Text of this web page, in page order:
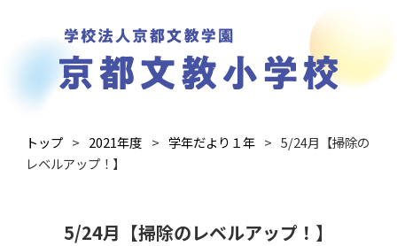
トップ 2021年度 学年だより１年
5/24月【掃除の
レベルアップ！】
5/24月【掃除のレベルアップ！】